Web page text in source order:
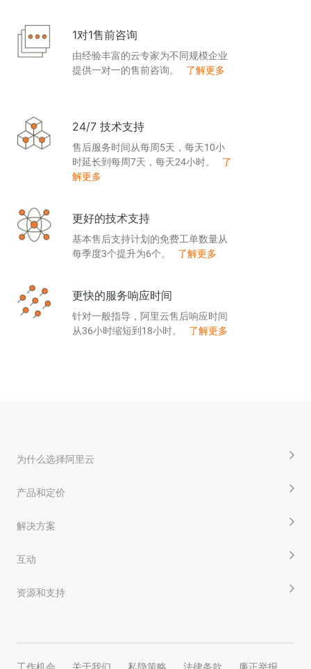
1对1售前咨询
由经验丰富的云专家为不同规模企业
提供一对一的售前咨询。
了解更多
24/7 技术支持
售后服务时间从每周5天，每天10小
时延长到每周7天，每天24小时。
了
解更多
更好的技术支持
基本售后支持计划的免费工单数量从
每季度3个提升为6个。
了解更多
更快的服务响应时间
针对一般指导，阿里云售后响应时间
从36小时缩短到18小时。
了解更多
为什么选择阿里云
产品和定价
解决方案
互动
资源和支持